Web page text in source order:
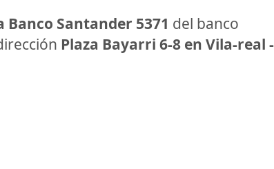
Banco Santander 5371 del banco
Plaza Bayarri 6-8 en Vila-real -